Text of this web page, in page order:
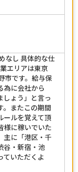
なし 具体的な仕
エリアは東京
市です。給与保
為に会社から
しょう」と言っ
。またこの期間
ールを覚えて頂
様に稼いでいた
主に「港区・千
谷・新宿・池
ていただくよ